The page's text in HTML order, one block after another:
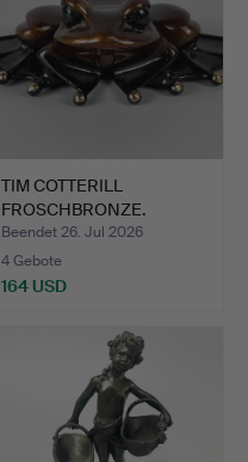
TIM COTTERILL
FROSCHBRONZE.
Beendet 26. Jul 2026
4 Gebote
164 USD